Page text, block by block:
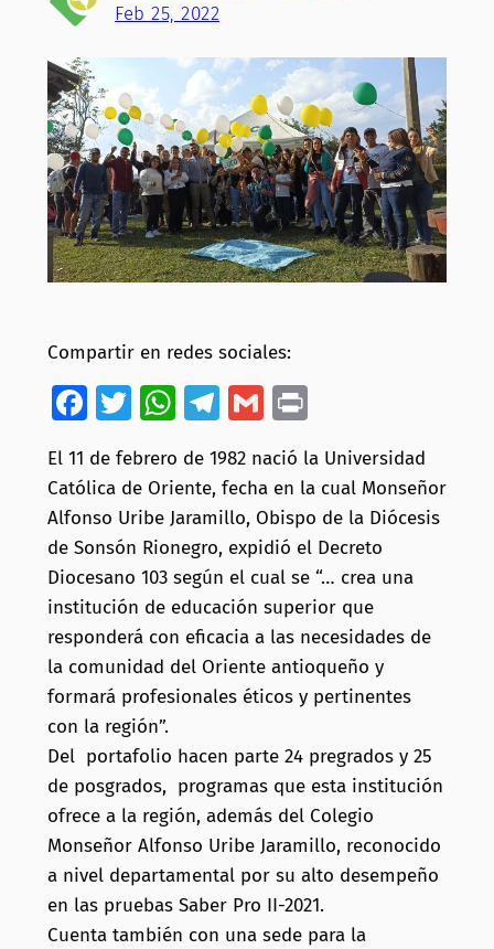
Feb 25, 2022
Compartir en redes sociales:
Facebook
Twitter
WhatsApp
Telegram
GmailPrint
El 11 de febrero de 1982 nació la Universidad
Católica de Oriente, fecha en la cual Monseñor
Alfonso Uribe Jaramillo, Obispo de la Diócesis
de Sonsón Rionegro, expidió el Decreto
Diocesano 103 según el cual se “… crea una
institución de educación superior que
responderá con eficacia a las necesidades de
la comunidad del Oriente antioqueño y
formará profesionales éticos y pertinentes
con la región”.
Del portafolio hacen parte 24 pregrados y 25
de posgrados, programas que esta institución
ofrece a la región, además del Colegio
Monseñor Alfonso Uribe Jaramillo, reconocido
a nivel departamental por su alto desempeño
en las pruebas Saber Pro II-2021.
Cuenta también con una sede para la